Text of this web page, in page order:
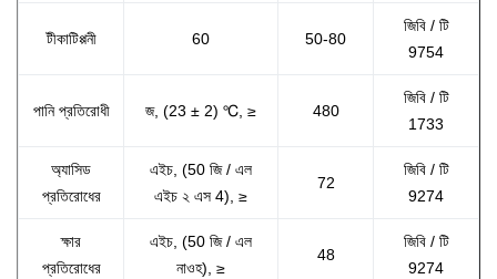
টীকাটিপ্পনী 60 50-80
জিবি / টি
9754
পানি প্রতিরোধী জ, (23 ± 2) ℃, ≥ 480
জিবি / টি
1733
অ্যাসিড
প্রতিরোধের
এইচ, (50 জি / এল
এইচ ২ এস 4), ≥
72
জিবি / টি
9274
ক্ষার
প্রতিরোধের
এইচ, (50 জি / এল
নাওহ), ≥
48
জিবি / টি
9274